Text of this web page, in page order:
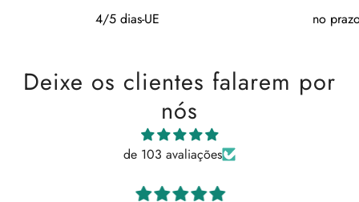
4/5 dias-UE
no
Deixe os clientes falarem por
nós
de 103 avaliações